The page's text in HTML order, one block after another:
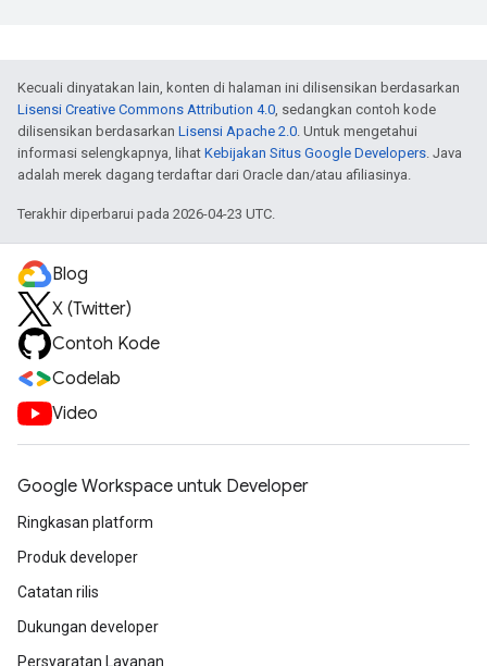
Kecuali dinyatakan lain, konten di halaman ini dilisensikan berdasarkan
Lisensi Creative Commons Attribution 4.0, sedangkan contoh kode
dilisensikan berdasarkan Lisensi Apache 2.0. Untuk mengetahui
informasi selengkapnya, lihat Kebijakan Situs Google Developers. Java
adalah merek dagang terdaftar dari Oracle dan/atau afiliasinya.
Terakhir diperbarui pada 2026-04-23 UTC.
Blog
X (Twitter)
Contoh Kode
Codelab
Video
Google Workspace untuk Developer
Ringkasan platform
Produk developer
Catatan rilis
Dukungan developer
Persyaratan Layanan